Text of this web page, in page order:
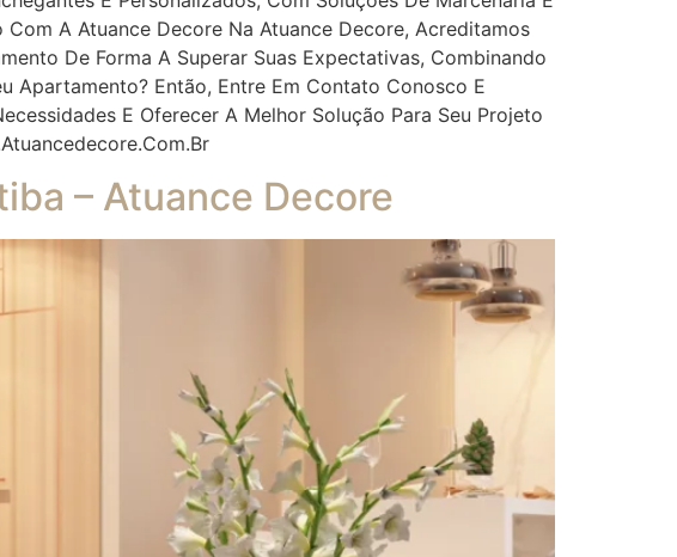
A Atuance Decore Na Atuance Decore, Acreditamos
De Forma A Superar Suas Expectativas, Combinando
Apartamento? Então, Entre Em Contato Conosco E
E Oferecer A Melhor Solução Para Seu Projeto
– Atuance Decore